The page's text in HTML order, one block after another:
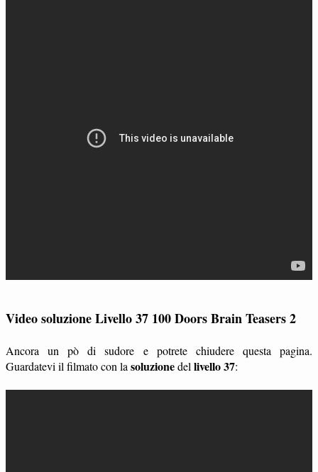
Video soluzione Livello 37 100 Doors Brain Teasers 2
Ancora un pò di sudore e potrete chiudere questa pagina.
Guardatevi il filmato con la soluzionedel livello 37: